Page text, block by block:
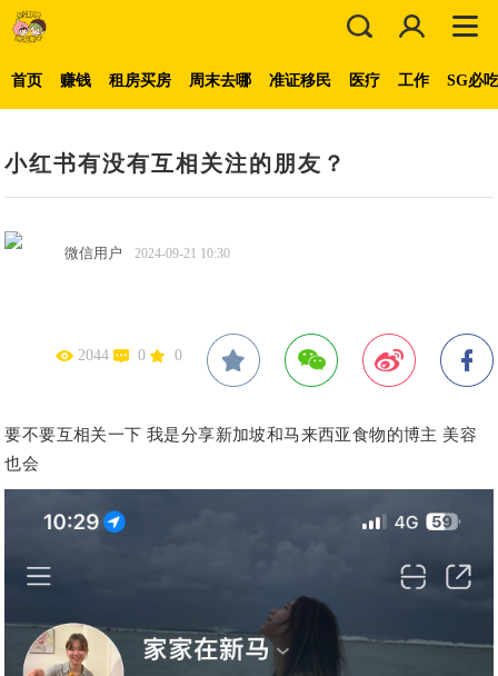
首页 赚钱 租房买房 周末去哪 准证移民 医疗 工作 SG必
小红书有没有互相关注的朋友？
微信用户 2024-09-21 10:30
2044 0 0
要不要互相关一下 我是分享新加坡和马来西亚食物的博主 美容
也会